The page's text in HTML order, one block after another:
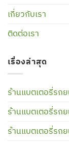
เกี่ยวกับเรา
ติดต่อเรา
เรื่องล่าสุด
ร้านแบตเตอรี่รถ
ร้านแบตเตอรี่รถ
ร้านแบตเตอรี่รถ